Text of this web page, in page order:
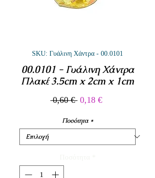
SKU: Γυάλινη Χάντρα - 00.0101
00.0101 - Γυάλινη Χάντρα
Πλακέ 3.5cm x 2cm x 1cm
0,60 € Κανονική
0,18 €Τιμή
Ποσότητα *